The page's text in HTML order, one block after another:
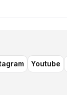
Youtube